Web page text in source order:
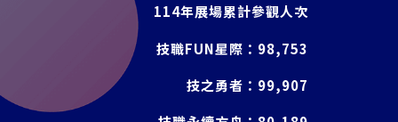
114年展場累計參觀人次
技職FUN星際： 98,753
技之勇者： 99,907